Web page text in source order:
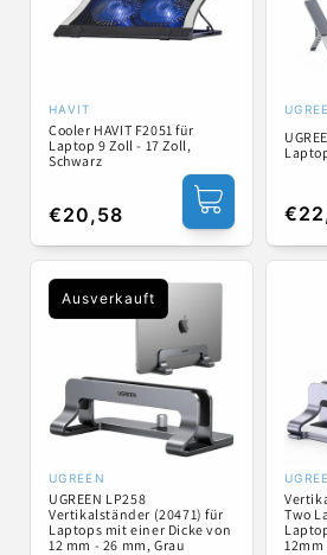
Anbieter:
HAVIT
Cooler HAVIT F2051 für
Laptop 9 Zoll - 17 Zoll,
Schwarz
Normaler
Preis
€20,58
Ausverkauft
Anbieter:
UGREEN
UGREEN LP258
Vertikalständer (20471) für
Laptops mit einer Dicke von
12 mm - 26 mm, Grau
Two